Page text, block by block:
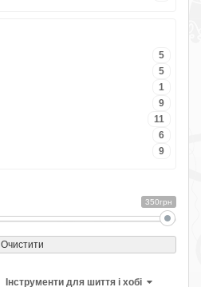
5
5
1
9
11
6
9
350грн
Очистити
Інструменти для шиття і хобі